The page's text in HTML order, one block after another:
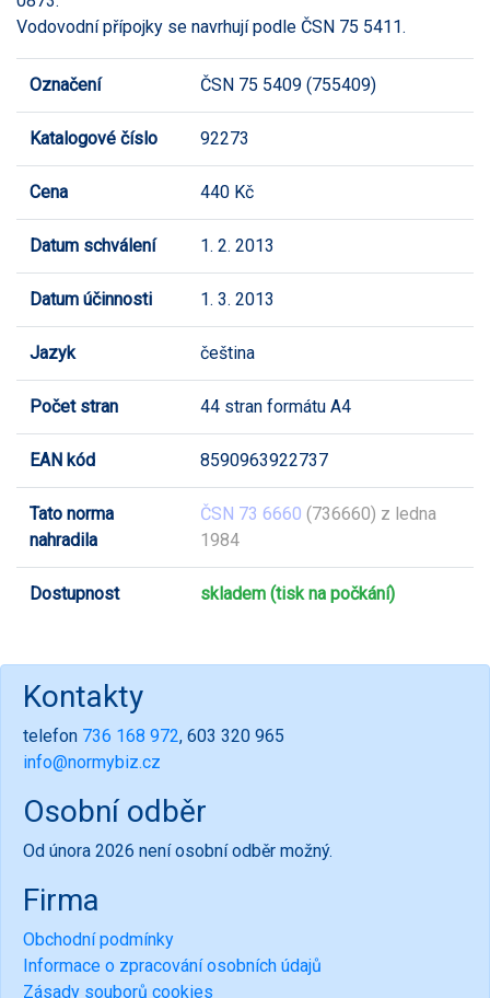
Vodovodní přípojky se navrhují podle ČSN 75 5411.
Označení ČSN 75 5409 (755409)
Katalogové číslo 92273
Cena 440 Kč
Datum schválení 1. 2. 2013
Datum účinnosti 1. 3. 2013
Jazyk čeština
Počet stran 44 stran formátu A4
EAN kód 8590963922737
Tato norma
nahradila
ČSN 73 6660 (736660) z ledna
1984
Dostupnost skladem (tisk na počkání)
Kontakty
telefon 736 168 972, 603 320 965
info@normybiz.cz
Osobní odběr
Od února 2026 není osobní odběr možný.
Firma
Obchodní podmínky
Informace o zpracování osobních údajů
Zásady souborů cookies